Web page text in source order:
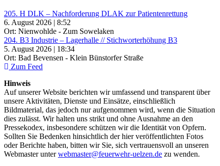
205. H DLK – Nachforderung DLAK zur Patientenrettung
6. August 2026 | 8:52
Ort: Nienwohlde - Zum Sowelaken
204. B3 Industrie – Lagerhalle // Stichworterhöhung B3
5. August 2026 | 18:34
Ort: Bad Bevensen - Klein Bünstorfer Straße
Zum Feed
Hinweis
Auf unserer Website berichten wir umfassend und transparent über
unsere Aktivitäten, Dienste und Einsätze, einschließlich
Bildmaterial, das jedoch nur aufgenommen wird, wenn die Situation
dies zulässt. Wir halten uns strikt und ohne Ausnahme an den
Pressekodex, insbesondere schützen wir die Identität von Opfern.
Sollten Sie Bedenken hinsichtlich der hier veröffentlichten Fotos
oder Berichte haben, bitten wir Sie, sich vertrauensvoll an unseren
Webmaster unterwebmaster@feuerwehr-uelzen.de zu wenden.